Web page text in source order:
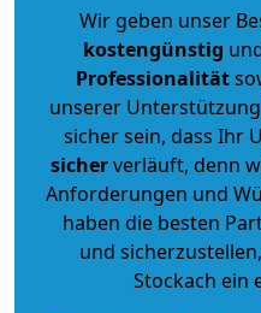
Wir geben unser
kostengünstig
Professionalität
unserer
sicher sein, dass Ihr
sicherverläuft, denn
Anforderungen und
haben die besten
und
Stockach ein